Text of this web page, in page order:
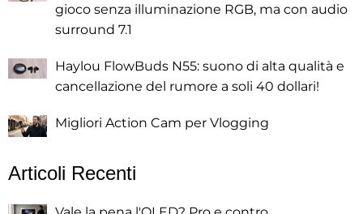
gioco senza illuminazione RGB, ma con audio
surround 7.1
Haylou FlowBuds N55: suono di alta qualità e
cancellazione del rumore a soli 40 dollari!
Migliori Action Cam per Vlogging
Articoli Recenti